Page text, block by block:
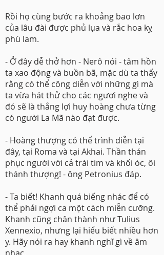
Rồi họ cùng bước ra khoảng bao lơn
của lâu đài được phủ lụa và rắc hoa kỵ
phù lam.
- Ở đây dễ thở hơn - Nerô nói - tâm hồn
ta xao động và buồn bã, mặc dù ta thấy
rằng có thể công diễn với những gì mà
ta vừa hát thử cho các ngươi nghe và
đó sẽ là thắng lợi huy hoàng chưa từng
có người La Mã nào đạt được.
- Hoàng thượng có thể trình diễn tại
đây, tại Roma và tại Akhai. Thần thán
phục người với cả trái tim và khối óc, ôi
thánh thượng! - ông Petronius đáp.
- Ta biết! Khanh quá biếng nhác để có
thể phải ngợi ca một cách miễn cưỡng.
Khanh cũng chân thành như Tulius
Xennexio, nhưng lại hiểu biết nhiều hơn
y. Hãy nói ra hay khanh nghĩ gì về âm